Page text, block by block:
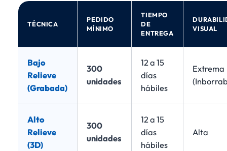
TÉCNICA
PEDIDO
MÍNIMO
TIEMPO
DE
ENTREGA
VISUAL
Bajo
Relieve
(Grabada)
300
unidades
12 a 15
días
hábiles
Extrema
Alto
Relieve
(3D)
300
unidades
12 a 15
días
hábiles
Alta